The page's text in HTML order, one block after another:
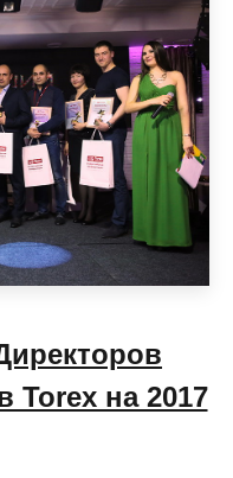
Torex на 2017